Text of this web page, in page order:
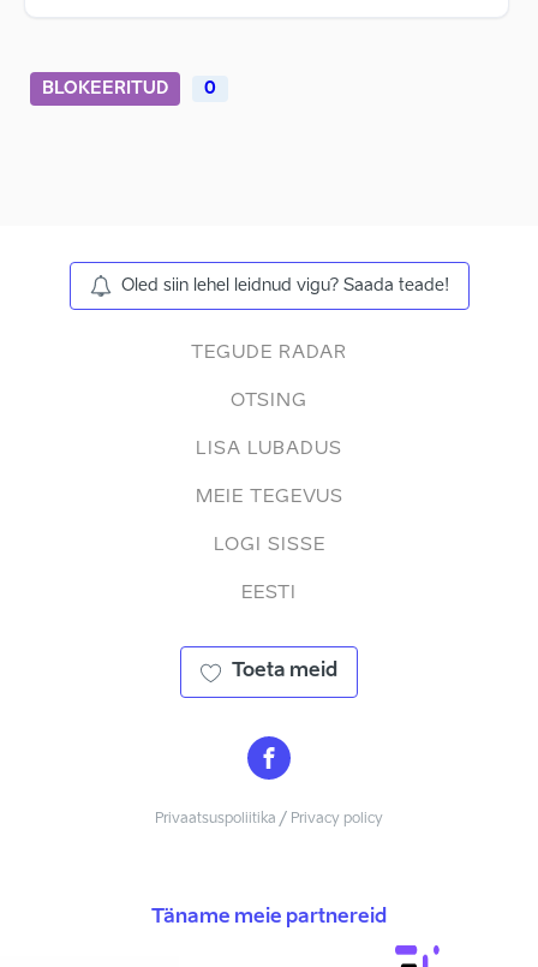
BLOKEERITUD 0
Oled siin lehel leidnud vigu? Saada teade!
TEGUDE RADAR
OTSING
LISA LUBADUS
MEIE TEGEVUS
LOGI SISSE
EESTI
Toeta meid
Privaatsuspoliitika / Privacy policy
Täname meie partnereid